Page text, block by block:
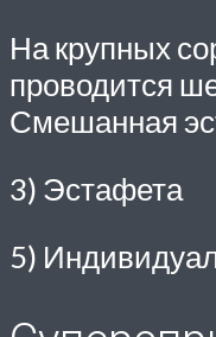
На крупных
проводится
Смешанная
3) Эстафета
5)